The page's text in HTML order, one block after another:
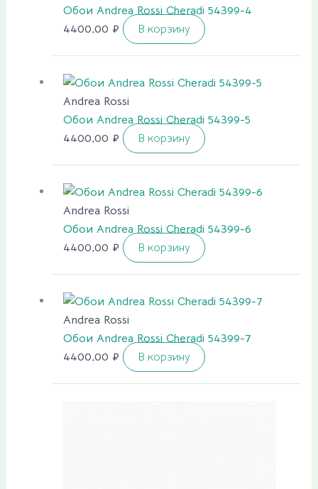
Обои Andrea Rossi Cheradi 54399-4
4400,00 ₽ В корзину
Andrea Rossi
Обои Andrea Rossi Cheradi 54399-5
4400,00 ₽ В корзину
Andrea Rossi
Обои Andrea Rossi Cheradi 54399-6
4400,00 ₽ В корзину
Andrea Rossi
Обои Andrea Rossi Cheradi 54399-7
4400,00 ₽ В корзину